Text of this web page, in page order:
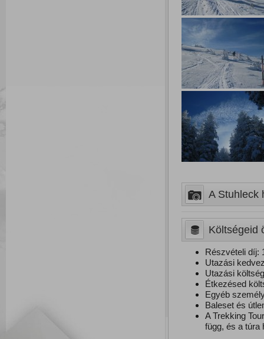
A Stuhleck
Költségeid
Részvételi díj:
Utazási
Utazási
Étkezésed
Egyéb
Baleset és
A Trekking
függ, és a túra